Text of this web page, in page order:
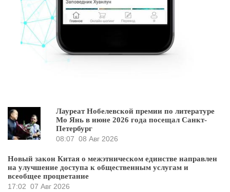
Лауреат Нобелевской премии по литературе
Мо Янь в июне 2026 года посещал Санкт-
Петербург
08:07 08 Авг 2026
Новый закон Китая о межэтническом единстве направлен
на улучшение доступа к общественным услугам и
всеобщее процветание
17:02 07 Авг 2026